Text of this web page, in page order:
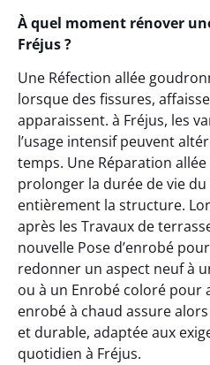
À quel moment rénover
Fréjus ?
Une Réfection allée
lorsque des fissures,
apparaissent. à Fréjus, les
l’usage intensif peuvent
temps. Une Réparation
prolonger la durée de vie
entièrement la structure.
après les Travaux de
nouvelle Pose d’enrobé
redonner un aspect neuf à
ou à un Enrobé coloré pour
enrobé à chaud assure
et durable, adaptée aux
quotidien à Fréjus.